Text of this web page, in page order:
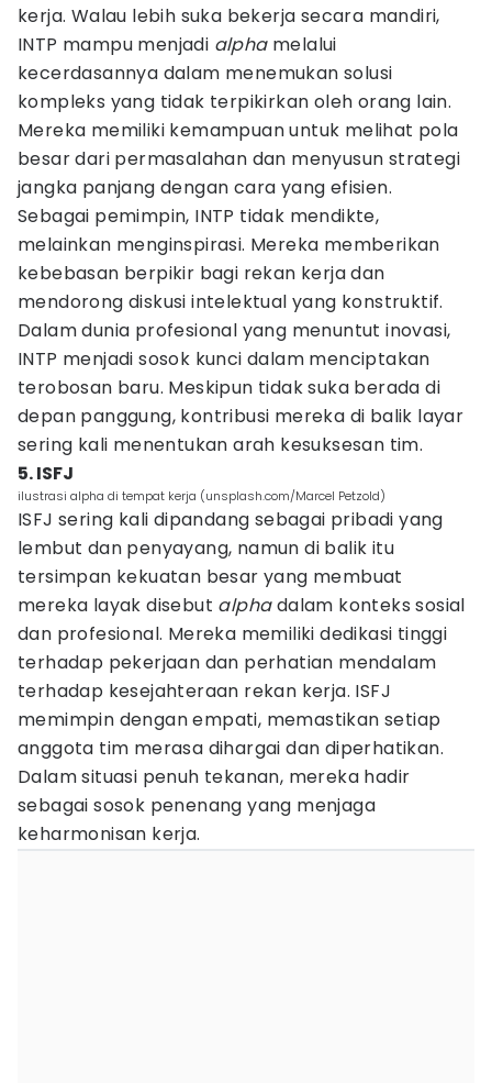
kerja. Walau lebih suka bekerja secara mandiri,
INTP mampu menjadi alphamelalui
kecerdasannya dalam menemukan solusi
kompleks yang tidak terpikirkan oleh orang lain.
Mereka memiliki kemampuan untuk melihat pola
besar dari permasalahan dan menyusun strategi
jangka panjang dengan cara yang efisien.
Sebagai pemimpin, INTP tidak mendikte,
melainkan menginspirasi. Mereka memberikan
kebebasan berpikir bagi rekan kerja dan
mendorong diskusi intelektual yang konstruktif.
Dalam dunia profesional yang menuntut inovasi,
INTP menjadi sosok kunci dalam menciptakan
terobosan baru. Meskipun tidak suka berada di
depan panggung, kontribusi mereka di balik layar
sering kali menentukan arah kesuksesan tim.
5. ISFJ
ilustrasi alpha di tempat kerja (unsplash.com/Marcel Petzold)
ISFJ sering kali dipandang sebagai pribadi yang
lembut dan penyayang, namun di balik itu
tersimpan kekuatan besar yang membuat
mereka layak disebut alphadalam konteks sosial
dan profesional. Mereka memiliki dedikasi tinggi
terhadap pekerjaan dan perhatian mendalam
terhadap kesejahteraan rekan kerja. ISFJ
memimpin dengan empati, memastikan setiap
anggota tim merasa dihargai dan diperhatikan.
Dalam situasi penuh tekanan, mereka hadir
sebagai sosok penenang yang menjaga
keharmonisan kerja.